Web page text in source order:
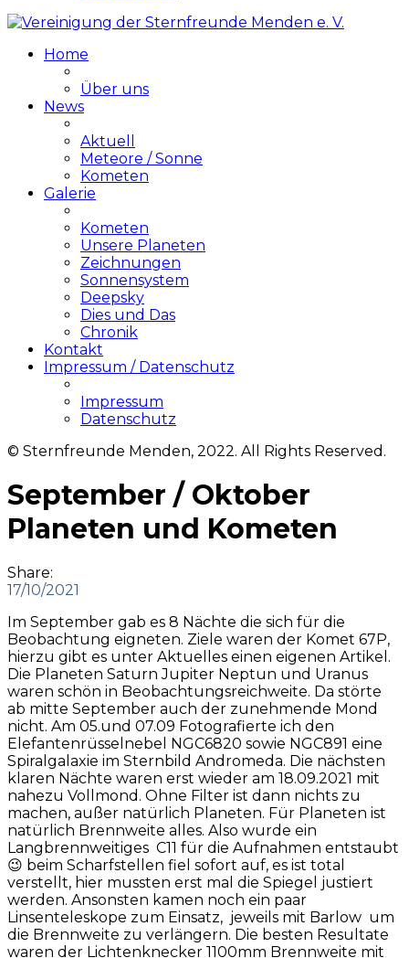
Home
Über uns
News
Aktuell
Meteore / Sonne
Kometen
Galerie
Kometen
Unsere Planeten
Zeichnungen
Sonnensystem
Deepsky
Dies und Das
Chronik
Kontakt
Impressum / Datenschutz
Impressum
Datenschutz
© Sternfreunde Menden, 2022. All Rights Reserved.
September / Oktober
Planeten und Kometen
Share:
17/10/2021
Im September gab es 8 Nächte die sich für die
Beobachtung eigneten. Ziele waren der Komet 67P,
hierzu gibt es unter Aktuelles einen eigenen Artikel.
Die Planeten Saturn Jupiter Neptun und Uranus
waren schön in Beobachtungsreichweite. Da störte
ab mitte September auch der zunehmende Mond
nicht. Am 05.und 07.09 Fotografierte ich den
Elefantenrüsselnebel NGC6820 sowie NGC891 eine
Spiralgalaxie im Sternbild Andromeda. Die nächsten
klaren Nächte waren erst wieder am 18.09.2021 mit
nahezu Vollmond. Ohne Filter ist dann nichts zu
machen, außer natürlich Planeten. Für Planeten ist
natürlich Brennweite alles. Also wurde ein
Langbrennweitiges C11 für die Aufnahmen entstaubt
😉 beim Scharfstellen fiel sofort auf, es ist total
verstellt, hier mussten erst mal die Spiegel justiert
werden. Ansonsten kamen noch ein paar
Linsenteleskope zum Einsatz, jeweils mit Barlow um
die Brennweite zu verlängern. Die besten Resultate
waren der Lichtenknecker 1100mm Brennweite mit